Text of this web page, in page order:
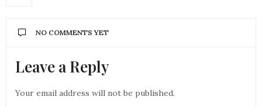
NO COMMENTS YET
Leave a Reply
Your email address will not be published.